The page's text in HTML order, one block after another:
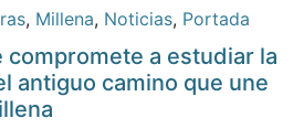
, Millena, Noticias, Portada
compromete a estudiar la
antiguo camino que une